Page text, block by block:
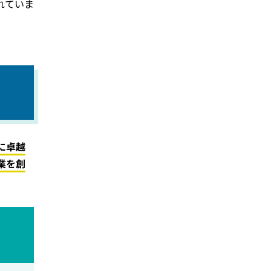
ていま
卓越
を創